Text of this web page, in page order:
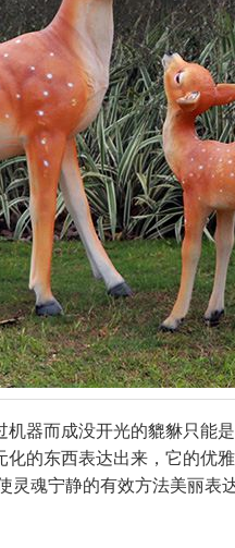
机器而成没开光的貔貅只能
的东西表达出来，它的优
灵魂宁静的有效方法美丽